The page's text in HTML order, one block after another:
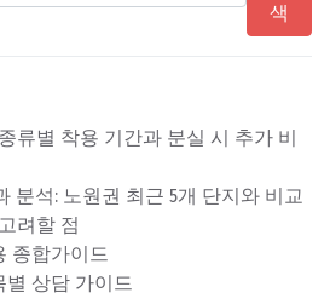
색
류별 착용 기간과 분실 시 추가 비
분석: 노원권 최근 5개 단지와 비교
려할 점
종합가이드
별 상담 가이드